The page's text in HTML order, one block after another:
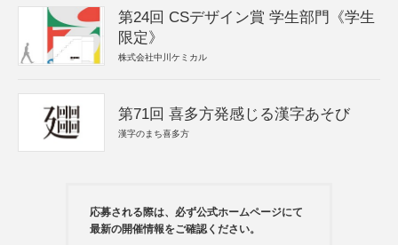
第24回 CSデザイン賞 学生部門《学生
限定》
株式会社中川ケミカル
第71回 喜多方発感じる漢字あそび
漢字のまち喜多方
応募される際は、必ず公式ホームページにて
最新の開催情報をご確認ください。